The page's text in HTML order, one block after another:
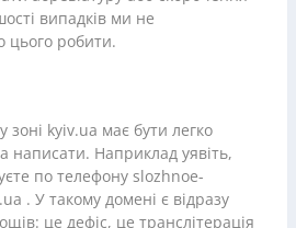
випадків ми не
цього робити.
зоні kyiv.ua має бути легко
написати. Наприклад уявіть,
по телефону slozhnoe-
. У такому домені є відразу
це дефіс, це транслітерація